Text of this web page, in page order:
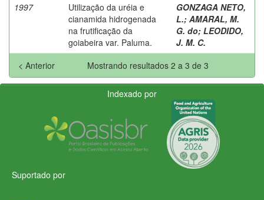
1997
Utilização da uréia e
cianamida hidrogenada
na frutificação da
goiabeira var. Paluma.
GONZAGA NETO,
L.; AMARAL, M.
G. do; LEODIDO,
J. M. C.
Mostrando resultados 2 a 3 de 3
< Anterior
Indexado por
Suportado por